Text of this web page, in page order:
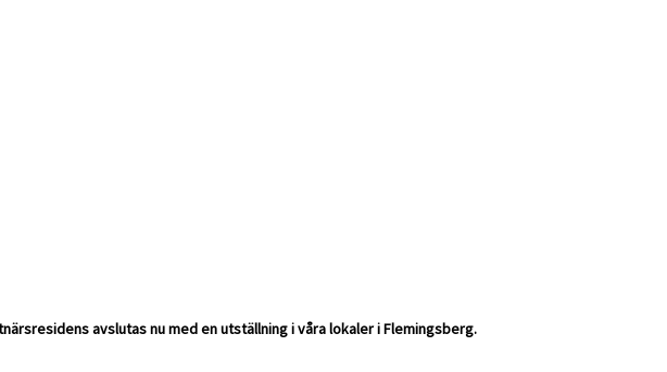
avslutas nu med en utställning i våra lokaler i Flemingsberg.